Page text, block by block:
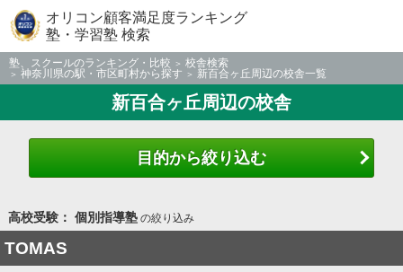
オリコン顧客満足度ランキング
塾・学習塾 検索
塾、スクールのランキング・比較
校舎検索
神奈川県の駅・市区町村から探す
新百合ヶ丘周辺の校舎一覧
新百合ヶ丘周辺の校舎
目的から絞り込む
高校受験： 個別指導塾の絞り込み
TOMAS